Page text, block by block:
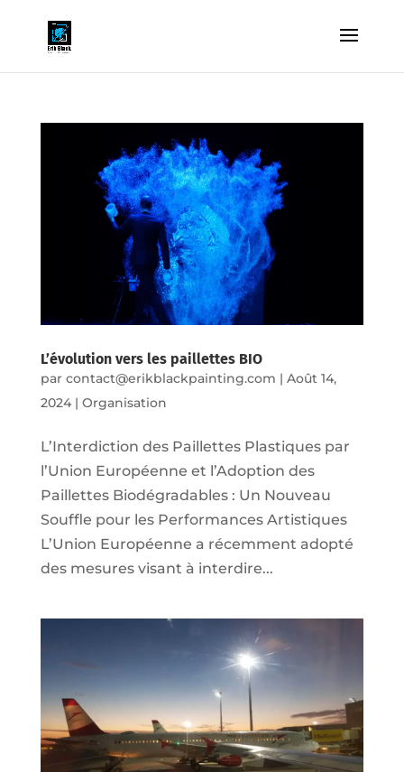
L’évolution vers les paillettes BIO
par contact@erikblackpainting.com | Août 14,
2024| Organisation
L’Interdiction des Paillettes Plastiques par
l’Union Européenne et l’Adoption des
Paillettes Biodégradables : Un Nouveau
Souffle pour les Performances Artistiques
L’Union Européenne a récemment adopté
des mesures visant à interdire...